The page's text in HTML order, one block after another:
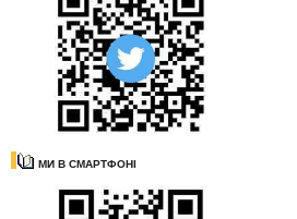
МИ В СМАРТФОНІ